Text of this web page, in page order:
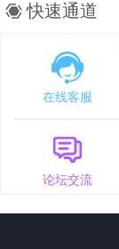
7月31日10:00
7月30日10:00
7月25日12:00
7月24日15:00
7月24日10:00
7月23日10:00
快速通道
在线客服
论坛交流